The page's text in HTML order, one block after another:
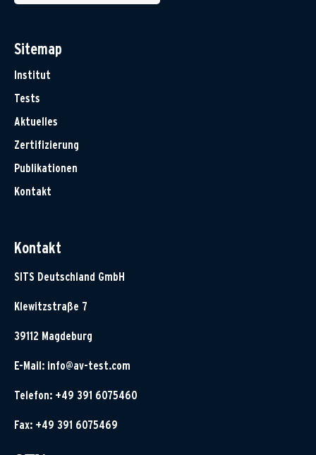
Sitemap
Institut
Tests
Aktuelles
Zertifizierung
Publikationen
Kontakt
Kontakt
SITS Deutschland GmbH
Klewitzstraße 7
39112 Magdeburg
E-Mail: info@av-test.com
Telefon: +49 391 6075460
Fax: +49 391 6075469